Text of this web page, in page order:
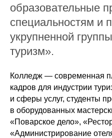
образовательные
специальностям и
укрупненной
туризм».
Колледж — современная
кадров для индустрии
и сферы услуг, студенты
в оборудованных
«Поварское дело»,
«Администрирование